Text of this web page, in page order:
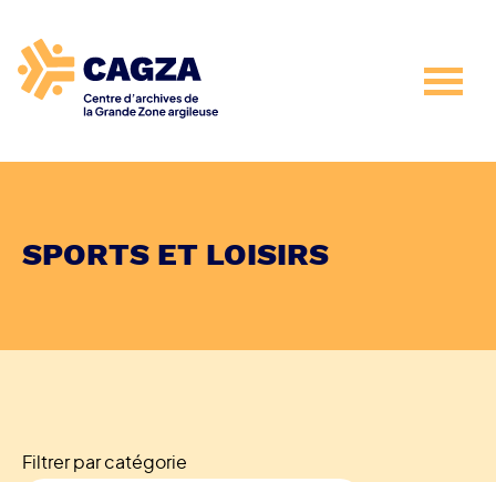
SPORTS ET LOISIRS
Filtrer par catégorie